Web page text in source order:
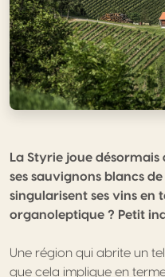
La Styrie joue
ses sauvignons blancs
singularisent ses vins en
organoleptique ? Petit
Une région qui abrite un
que cela implique en